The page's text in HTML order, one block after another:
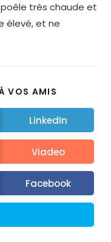
très chaude et
élevé, et ne
VOS AMIS
LinkedIn
Viadeo
Facebook